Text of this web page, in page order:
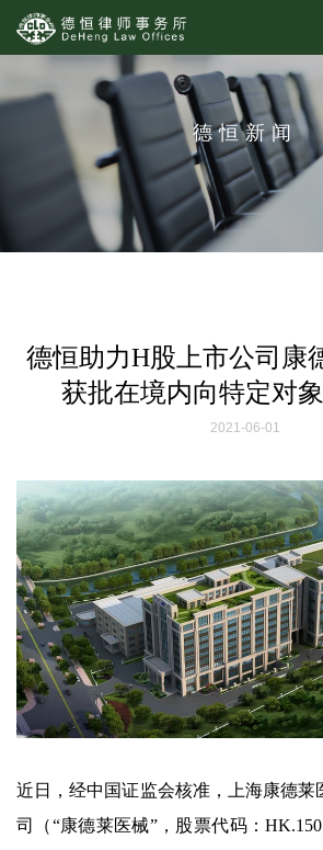
德恒新闻
德恒助力H股上市公司康
获批在境内向特定对
2021-06-01
近日，经中国证监会核准，上海康德莱
司（“康德莱医械”，股票代码：